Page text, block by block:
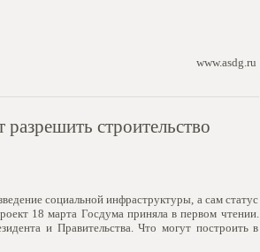
www.asdg.ru
строительство
социальной инфраструктуры, а сам статус
18 марта Госдума приняла в первом чтении.
и Правительства. Что могут построить в